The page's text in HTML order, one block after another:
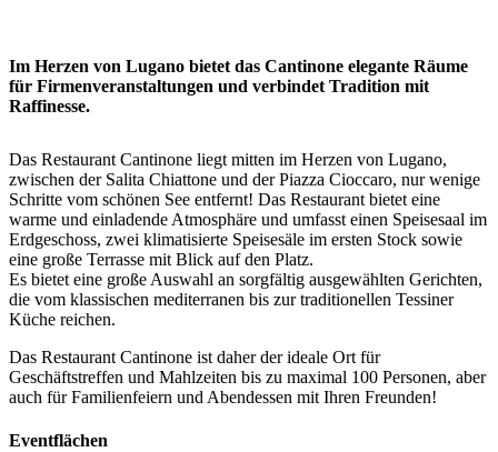
Im Herzen von Lugano bietet das Cantinone elegante Räume
für Firmenveranstaltungen und verbindet Tradition mit
Raffinesse.
Das Restaurant Cantinone liegt mitten im Herzen von Lugano,
zwischen der Salita Chiattone und der Piazza Cioccaro, nur wenige
Schritte vom schönen See entfernt! Das Restaurant bietet eine
warme und einladende Atmosphäre und umfasst einen Speisesaal im
Erdgeschoss, zwei klimatisierte Speisesäle im ersten Stock sowie
eine große Terrasse mit Blick auf den Platz.
Es bietet eine große Auswahl an sorgfältig ausgewählten Gerichten,
die vom klassischen mediterranen bis zur traditionellen Tessiner
Küche reichen.
Das Restaurant Cantinone ist daher der ideale Ort für
Geschäftstreffen und Mahlzeiten bis zu maximal 100 Personen, aber
auch für Familienfeiern und Abendessen mit Ihren Freunden!
Eventflächen